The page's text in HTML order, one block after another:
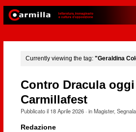
Currently viewing the tag: "Geraldina
Contro Dracula oggi
Carmillafest
Pubblicato il 18 Aprile 2026· inMagister,
Redazione